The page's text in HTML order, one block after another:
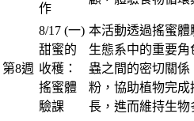
作
第8週
8/17 (一)
甜蜜的
收穫：
搖蜜體
驗課
本活動透過搖蜜
生態系中的重要
蟲之間的密切關
粉，協助植物完
長，進而維持生物